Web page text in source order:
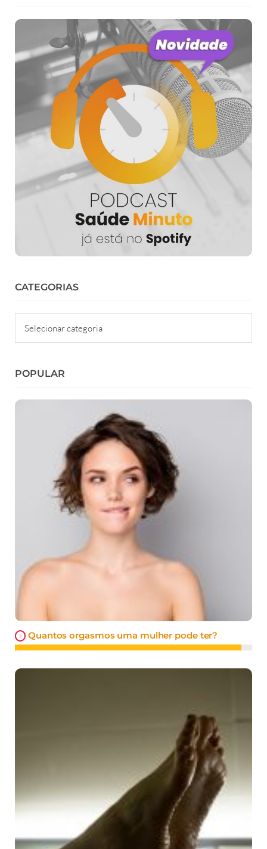
CATEGORIAS
POPULAR
Quantos orgasmos uma mulher pode ter?